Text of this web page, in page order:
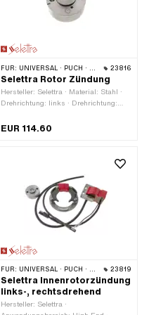
FÜR: UNIVERSAL · PUCH · SACHS · ZÜNDAPP BELMONDO 23816
Selettra Rotor Zündung
Hersteller: Selettra · Material: Stahl ·
Drehrichtung: links · Drehrichtung:
EUR 114.60
FÜR: UNIVERSAL · PUCH · SACHS · ZÜNDAPP BELMONDO 23819
Selettra Innenrotorzündung
links-, rechtsdrehend
Hersteller: Selettra ·